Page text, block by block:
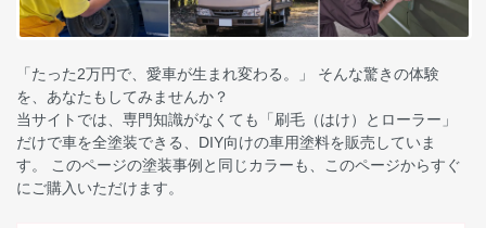
「たった2万円で、愛車が生まれ変わる。」 そんな驚きの体験
を、あなたもしてみませんか？
当サイトでは、専門知識がなくても「刷毛（はけ）とローラー」
だけで車を全塗装できる、DIY向けの車用塗料を販売していま
す。 このページの塗装事例と同じカラーも、このページからすぐ
にご購入いただけます。